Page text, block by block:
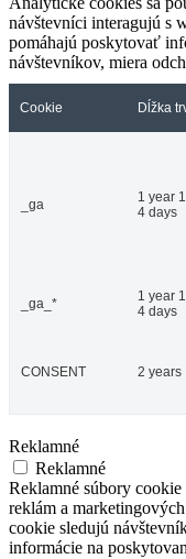
návštevníci interagujú s
pomáhajú poskytovať
návštevníkov, miera
Cookie Dĺžka
_ga
1 year
4 days
_ga_*
1 year
4 days
CONSENT 2 years
Reklamné
Reklamné
Reklamné súbory
reklám a
cookie sledujú
informácie na